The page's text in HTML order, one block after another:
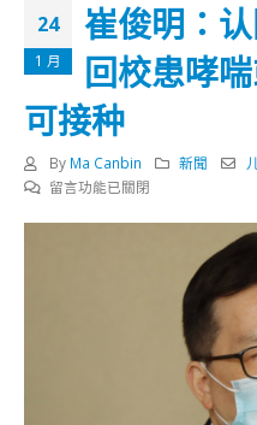
24
1 月
崔俊明：
回校患哮
可接种
By Ma Canbin 新聞
在
留言功能已關閉